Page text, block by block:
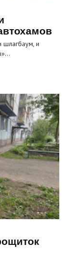
шлагбаум, и